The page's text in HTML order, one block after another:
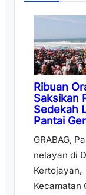
Ribuan
Saksikan
Sedekah
Pantai
GRABAG,
nelayan di
Kertojayan,
Kecamatan